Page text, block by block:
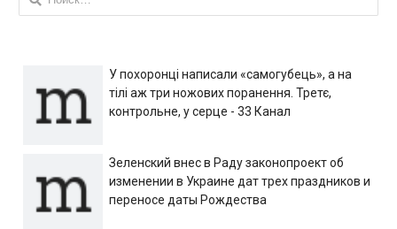
У похоронці написали «самогубець», а на
тілі аж три ножових поранення. Третє,
контрольне, у серце - 33 Канал
Зеленский внес в Раду законопроект об
изменении в Украине дат трех праздников и
переносе даты Рождества